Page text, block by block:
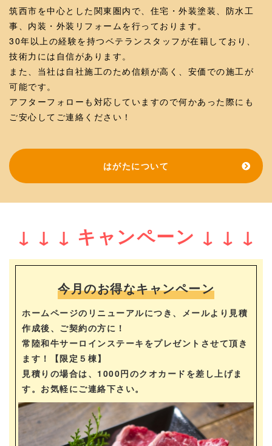
筑西市を中心とした関東圏内で、住宅・外装塗装、防水工
事、内装・外装リフォームを行っております。
30年以上の経験を持つベテランスタッフが在籍しており、
技術力には自信があります。
また、当社は自社施工のため信頼が高く、安価での施工が
可能です。
アフターフォローも対応していますので何かあった際にも
ご安心してご連絡ください！
はがたについて
↓ ↓ ↓ キャンペーン ↓ ↓ ↓
今月のお得なキャンペーン
ホームページのリニューアルにつき、メールより見積
作成後、ご契約の方に！
常陸和牛サーロインステーキをプレゼントさせて頂き
ます！【限定５棟】
見積りの場合は、1000円のクオカードを差し上げま
す。お気軽にご連絡下さい。